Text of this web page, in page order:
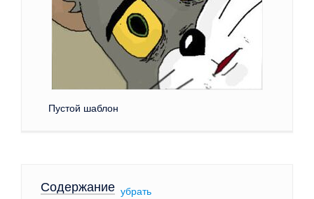
Пустой шаблон
Содержание[ убрать]